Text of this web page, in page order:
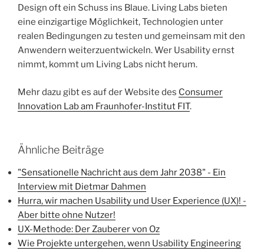
Design oft ein Schuss ins Blaue. Living Labs bieten
eine einzigartige Möglichkeit, Technologien unter
realen Bedingungen zu testen und gemeinsam mit den
Anwendern weiterzuentwickeln. Wer Usability ernst
nimmt, kommt um Living Labs nicht herum.
Mehr dazu gibt es auf der Website des Consumer
Innovation Lab am Fraunhofer-Institut FIT.
Ähnliche Beiträge
"Sensationelle Nachricht aus dem Jahr 2038" - Ein
Interview mit Dietmar Dahmen
Hurra, wir machen Usability und User Experience (UX)! -
Aber bitte ohne Nutzer!
UX-Methode: Der Zauberer von Oz
Wie Projekte untergehen, wenn Usability Engineering